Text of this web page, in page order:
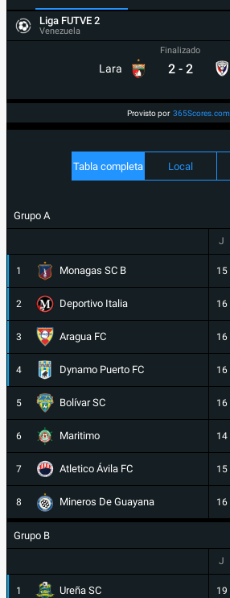
Liga FUTVE 2
Venezuela
Lara
Finalizado
2 - 2
Provisto por 365Scores.com
Tabla completa Local
Grupo A
J
1 Monagas SC B 15
2 Deportivo Italia 16
3 Aragua FC 16
4 Dynamo Puerto FC 16
5 Bolívar SC 16
6 Maritimo 14
7 Atletico Ávila FC 15
8 Mineros De Guayana 16
Grupo B
J
1 Ureña SC 19